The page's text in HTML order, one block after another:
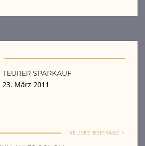
TEURER SPARKAUF
23. März 2011
NEUERE BEITRÄGE >